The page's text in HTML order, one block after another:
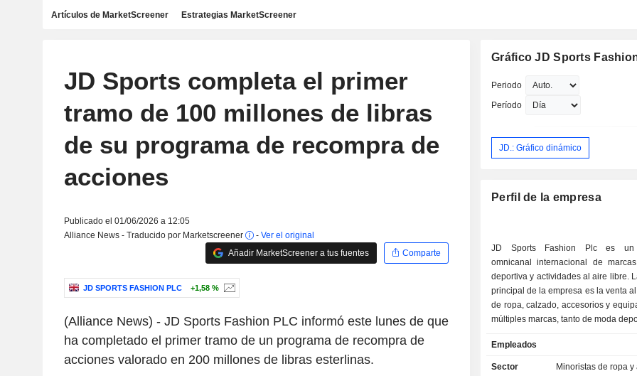
Artículos de MarketScreener Estrategias MarketScreener
JD Sports completa el primer
tramo de 100 millones de libras
de su programa de recompra de
acciones
Publicado el 01/06/2026 a 12:05
Alliance News - Traducido por Marketscreener
- Ver el original
Añadir MarketScreener a tus fuentes
Comparte
JD SPORTS FASHION PLC +1,58 %
(Alliance News) - JD Sports Fashion PLC informó este lunes de que
ha completado el primer tramo de un programa de recompra de
acciones valorado en 200 millones de libras esterlinas.
Gráfico JD Sports
Periodo
Período
JD.: Gráfico dinámico
Perfil de la empresa
JD Sports Fashion Plc es un
omnicanal internacional de
deportiva y actividades al aire libre.
principal de la empresa es la venta
de ropa, calzado, accesorios y
múltiples marcas, tanto de moda
incluyen JD, Complementary
Sporting Goods & Outdoor. JD es
Empleados
Sector Minoristas de ropa